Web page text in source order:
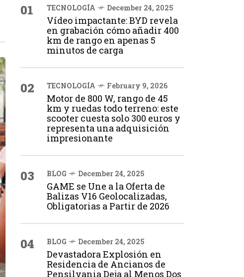
01 TECNOLOGÍA December 24, 2025
Vídeo impactante: BYD revela
en grabación cómo añadir 400
km de rango en apenas 5
minutos de carga
02 TECNOLOGÍA February 9, 2026
Motor de 800 W, rango de 45
km y ruedas todo terreno: este
scooter cuesta solo 300 euros y
representa una adquisición
impresionante
03 BLOG December 24, 2025
GAME se Une a la Oferta de
Balizas V16 Geolocalizadas,
Obligatorias a Partir de 2026
04 BLOG December 24, 2025
Devastadora Explosión en
Residencia de Ancianos de
Pensilvania Deja al Menos Dos